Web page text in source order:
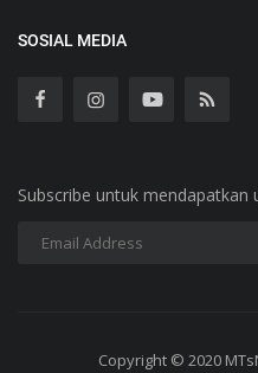
SOSIAL MEDIA
Subscribe untuk mendapatkan
Copyright © 2020